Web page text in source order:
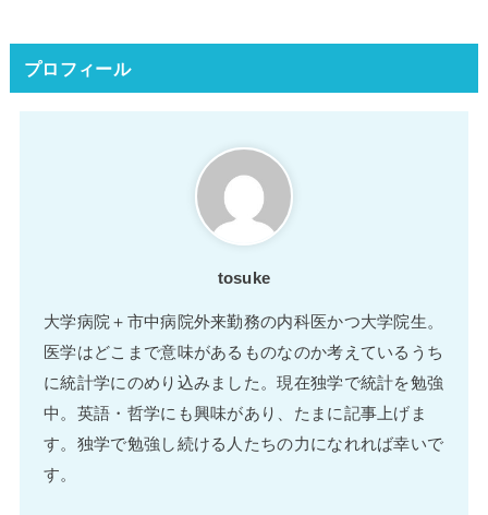
プロフィール
tosuke
大学病院＋市中病院外来勤務の内科医かつ大学院生。
医学はどこまで意味があるものなのか考えているうち
に統計学にのめり込みました。現在独学で統計を勉強
中。英語・哲学にも興味があり、たまに記事上げま
す。独学で勉強し続ける人たちの力になれれば幸いで
す。